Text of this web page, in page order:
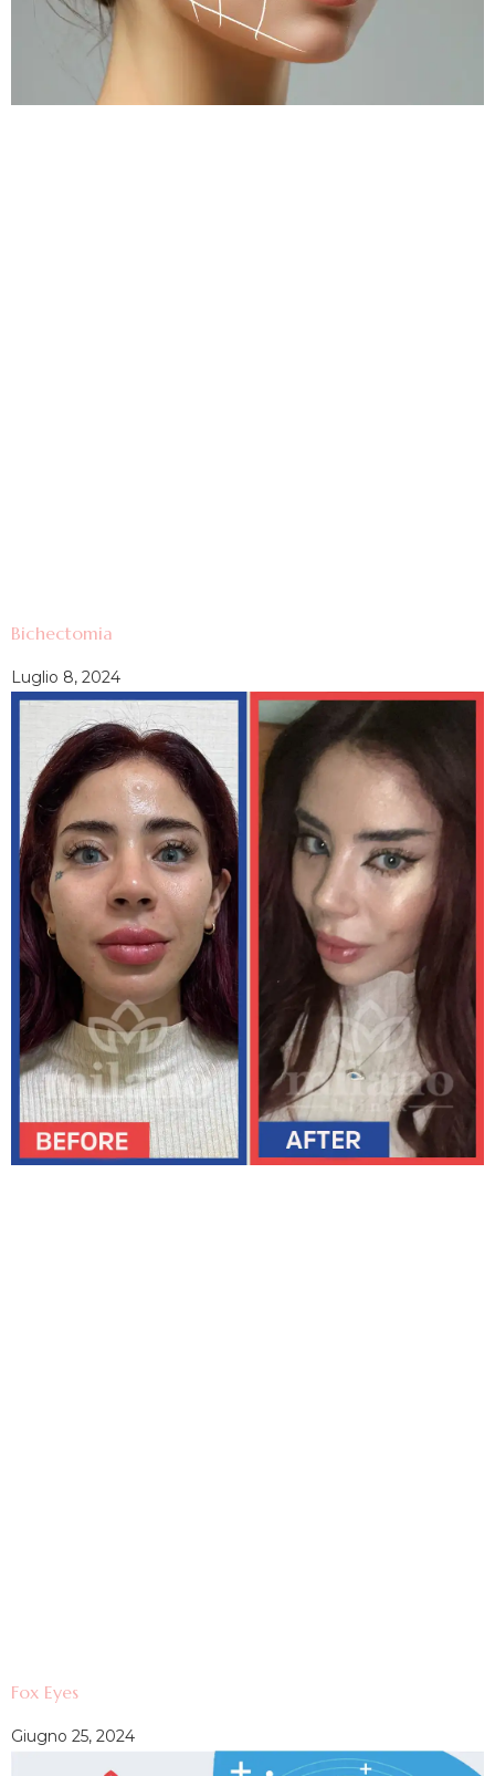
Bichectomia
Luglio 8, 2024
Fox Eyes
Giugno 25, 2024